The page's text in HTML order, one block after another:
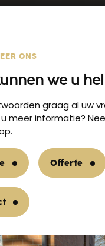
ONS
we u
graag al uw
u meer informatie?
Offerte